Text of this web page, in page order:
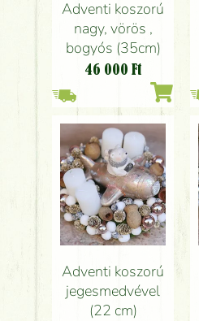
Adventi koszorú
nagy, vörös ,
bogyós (35cm)
46 000 Ft
Adventi koszorú
jegesmedvével
(22 cm)